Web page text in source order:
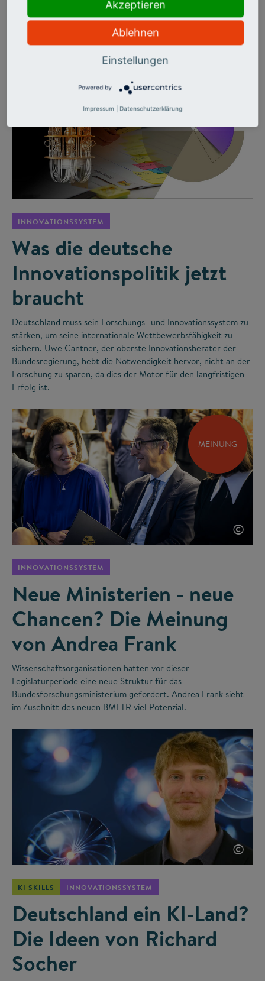
bereit, brauchen aber weniger Bürokratie, bessere
Infrastruktur und echte Netzwerke.
INNOVATIONSSYSTEM
Was die deutsche
Innovationspolitik jetzt
braucht
Deutschland muss sein Forschungs- und Innovationssystem zu
stärken, um seine internationale Wettbewerbsfähigkeit zu
sichern. Uwe Cantner, der oberste Innovationsberater der
Bundesregierung, hebt die Notwendigkeit hervor, nicht an der
Forschung zu sparen, da dies der Motor für den langfristigen
Erfolg ist.
MEINUNG
©
INNOVATIONSSYSTEM
Neue Ministerien - neue
Chancen? Die Meinung
von Andrea Frank
Wissenschaftsorganisationen hatten vor dieser
Legislaturperiode eine neue Struktur für das
Bundesforschungsministerium gefordert. Andrea Frank sieht
im Zuschnitt des neuen BMFTR viel Potenzial.
©
KI SKILLS INNOVATIONSSYSTEM
Deutschland ein KI-Land?
Die Ideen von Richard
Socher
Akzeptieren
Ablehnen
Einstellungen
Powered by
Impressum Datenschutzerklärung